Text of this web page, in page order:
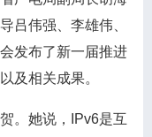
吕伟强、李雄伟、
发布了新一届推进
及相关成果。
。她说，IPv6是互